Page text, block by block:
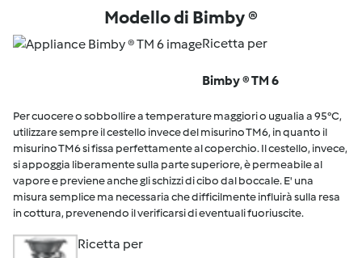
Modello di Bimby ®
Ricetta per
Bimby ® TM 6
Per cuocere o sobbollire a temperature maggiori o ugualia a 95°C,
utilizzare sempre il cestello invece del misurino TM6, in quanto il
misurino TM6 si fissa perfettamente al coperchio. Il cestello, invece,
si appoggia liberamente sulla parte superiore, è permeabile al
vapore e previene anche gli schizzi di cibo dal boccale. E' una
misura semplice ma necessaria che difficilmente influirà sulla resa
in cottura, prevenendo il verificarsi di eventuali fuoriuscite.
Ricetta per